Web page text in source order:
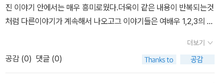
서 역전되는 입장에 있는 것입니다.다음에 뵐 때 당신은 관객일까요,
나는 배우일까요.아니면 그 반대일까요?어쨌거나 그날을 기다리며
진 이야기 안에서는 매우 흥미로웠다.더욱이 같은 내용이 반복되는것
처럼 다른이야기가 계속해서 나오고그 이야기들은 여배우 1,2,3의 시
기를 끝까지 다 읽고 나면 대강 무엇을 이야기 하는지 알수 있었던것
같다.마치 미로에서 빠져나와 높은곳에서 미로안을 들여다 보는것처
럼..
더보기
공감 (0) 댓글 (0)